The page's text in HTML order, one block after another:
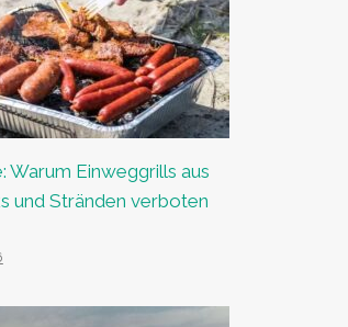
Warum Einweggrills aus
und Stränden verboten